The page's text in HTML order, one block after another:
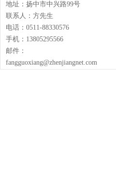
地址：扬中市中兴路99号
联系人：方先生
电话：0511-88330576
手机：13805295566
邮件：
fangguoxiang@zhenjiangnet.com